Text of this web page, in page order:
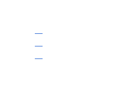
Kopiera Trading